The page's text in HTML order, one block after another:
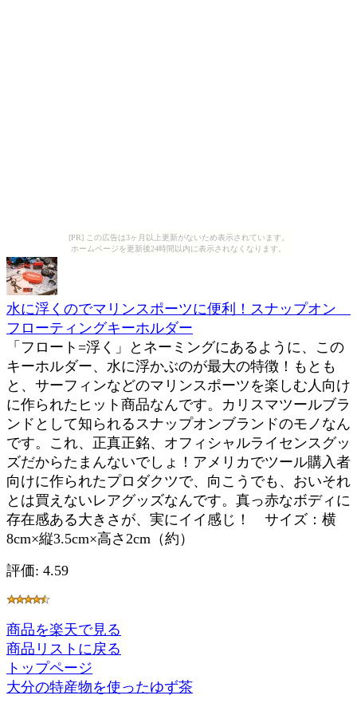
[PR] この広告は3ヶ月以上更新がないため表示されています。
ホームページを更新後24時間以内に表示されなくなります。
水に浮くのでマリンスポーツに便利！スナップオン
フローティングキーホルダー
「フロート=浮く」とネーミングにあるように、この
キーホルダー、水に浮かぶのが最大の特徴！もとも
と、サーフィンなどのマリンスポーツを楽しむ人向け
に作られたヒット商品なんです。カリスマツールブラ
ンドとして知られるスナップオンブランドのモノなん
です。これ、正真正銘、オフィシャルライセンスグッ
ズだからたまんないでしょ！アメリカでツール購入者
向けに作られたプロダクツで、向こうでも、おいそれ
とは買えないレアグッズなんです。真っ赤なボディに
存在感ある大きさが、実にイイ感じ！ サイズ：横
8cm×縦3.5cm×高さ2cm（約）
評価: 4.59
商品を楽天で見る
商品リストに戻る
トップページ
大分の特産物を使ったゆず茶